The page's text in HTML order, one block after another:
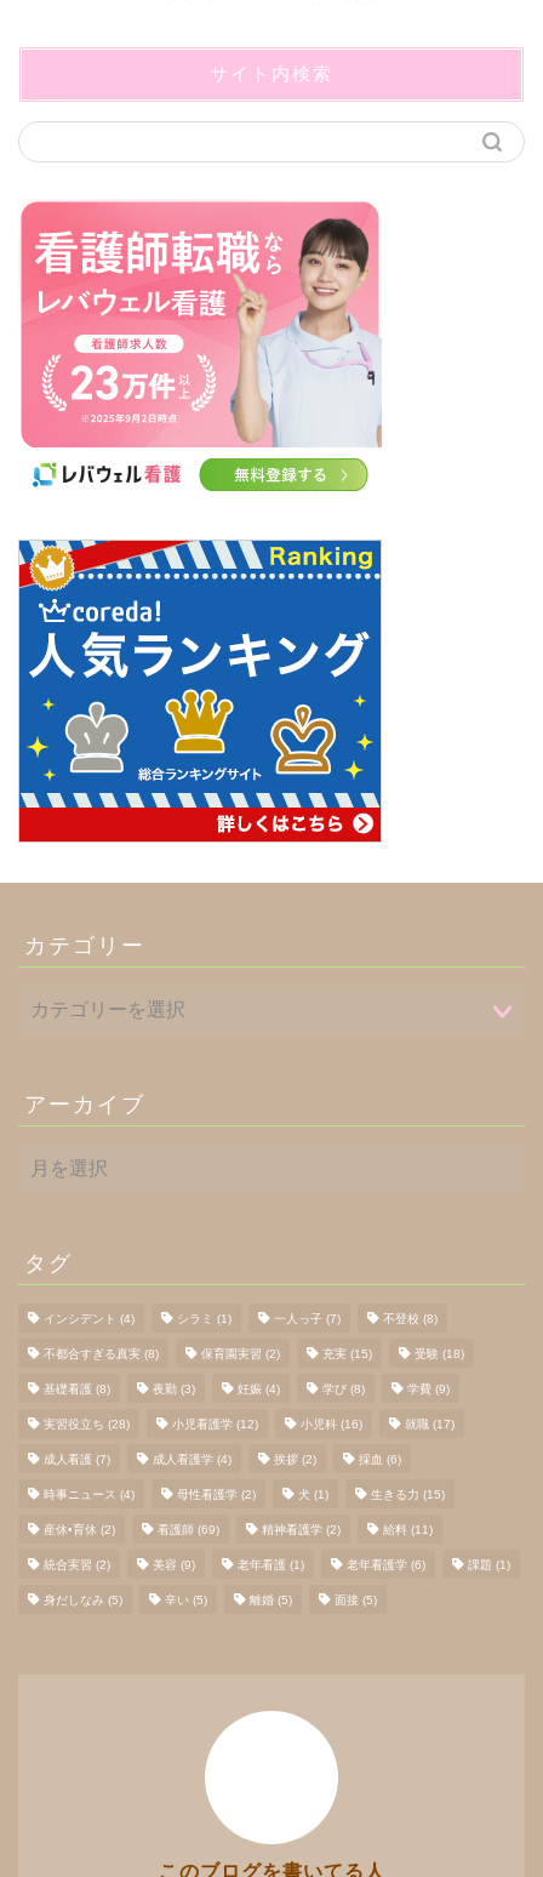
サイト内検索
カテゴリー
アーカイブ
ー
ブ
タグ
インシデント (4) シラミ (1) 一人っ子 (7) 不登校 (8)
不都合すぎる真実 (8) 保育園実習 (2) 充実 (15) 受験 (18)
基礎看護 (8) 夜勤 (3) 妊娠 (4) 学び (8) 学費 (9)
実習役立ち (28) 小児看護学 (12) 小児科 (16) 就職 (17)
成人看護 (7) 成人看護学 (4) 挨拶 (2) 採血 (6)
時事ニュース (4) 母性看護学 (2) 犬 (1) 生きる力 (15)
産休•育休 (2) 看護師 (69) 精神看護学 (2) 給料 (11)
統合実習 (2) 美容 (9) 老年看護 (1) 老年看護学 (6) 課題 (1)
身だしなみ (5) 辛い (5) 離婚 (5) 面接 (5)
このブログを書いてる人